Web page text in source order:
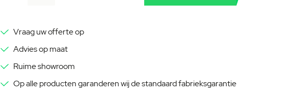
Vraag uw offerte op
Advies op maat
Ruime showroom
Op alle producten garanderen wij de standaard fabrieksgarantie